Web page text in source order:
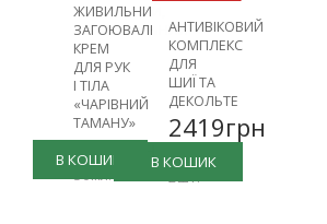
ЖИВИЛЬНИЙ,
ЗАГОЮВАЛЬНИЙ
КРЕМ
ДЛЯ РУК
І ТІЛА
«ЧАРІВНИЙ
ТАМАНУ»
В КОШИК
661грн
50мл.
АНТИВІКОВИЙ
КОМПЛЕКС
ДЛЯ
ШИЇ ТА
ДЕКОЛЬТЕ
В КОШИК
2419грн
3456грн